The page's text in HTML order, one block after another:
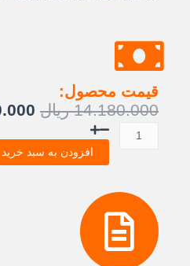
قیمت محصول:
14.180.000 ریال
بود.
بیمتال
23
آمپر
هیمل
عدد
افزودن به سبد خرید